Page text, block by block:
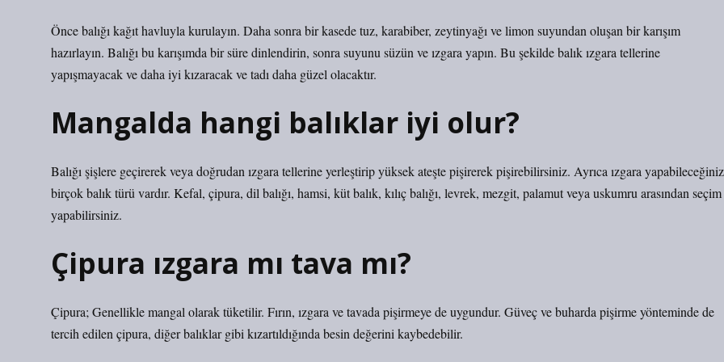
Önce balığı kağıt havluyla kurulayın. Daha sonra bir kasede tuz, karabiber, zeytinyağı ve limon suyundan oluşan bir karışım
hazırlayın. Balığı bu karışımda bir süre dinlendirin, sonra suyunu süzün ve ızgara yapın. Bu şekilde balık ızgara tellerine
yapışmayacak ve daha iyi kızaracak ve tadı daha güzel olacaktır.
Mangalda hangi balıklar iyi olur?
Balığı şişlere geçirerek veya doğrudan ızgara tellerine yerleştirip yüksek ateşte pişirerek pişirebilirsiniz. Ayrıca ızgara yapabileceğiniz
birçok balık türü vardır. Kefal, çipura, dil balığı, hamsi, küt balık, kılıç balığı, levrek, mezgit, palamut veya uskumru arasından seçim
yapabilirsiniz.
Çipura ızgara mı tava mı?
Çipura; Genellikle mangal olarak tüketilir. Fırın, ızgara ve tavada pişirmeye de uygundur. Güveç ve buharda pişirme yönteminde de
tercih edilen çipura, diğer balıklar gibi kızartıldığında besin değerini kaybedebilir.